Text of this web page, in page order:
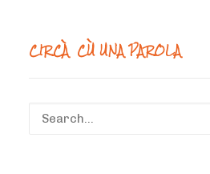
CIRCÀ CÙ UNA PAROLA